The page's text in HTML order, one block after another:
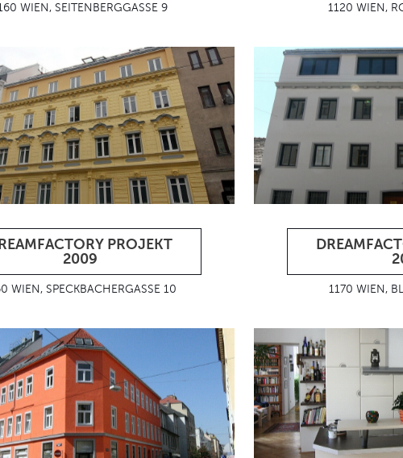
WIEN, SEITENBERGGASSE 9 1120 WIEN,
PROJEKT
2009
WIEN, SPECKBACHERGASSE 10 1170 WIEN,